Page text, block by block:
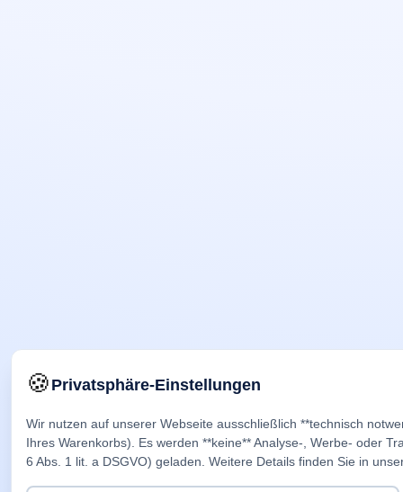
🍪Privatsphäre-Einstellungen
Wir nutzen auf unserer Webseite ausschließlich **technisch
Ihres Warenkorbs). Es werden **keine** Analyse-, Werbe- oder
6 Abs. 1 lit. a DSGVO) geladen. Weitere Details finden Sie in